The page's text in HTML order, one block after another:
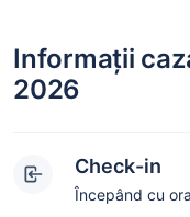
Informații
2026
Check-in
Începând cu